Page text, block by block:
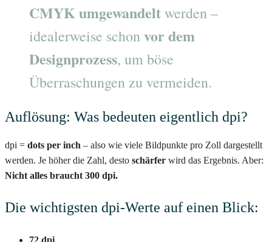
CMYK umgewandeltwerden –
idealerweise schonvor dem
Designprozess, um böse
Überraschungen zu vermeiden.
Auflösung: Was bedeuten eigentlich dpi?
dpi = dots per inch – also wie viele Bildpunkte pro Zoll dargestellt
werden. Je höher die Zahl, desto schärfer wird das Ergebnis. Aber:
Nicht alles braucht 300 dpi.
Die wichtigsten dpi-Werte auf einen Blick:
72 dpi